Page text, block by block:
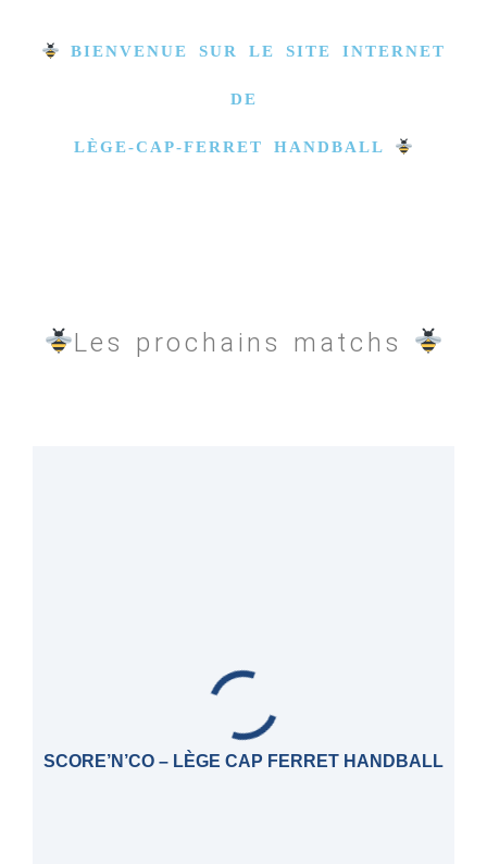
BIENVENUE SUR LE SITE INTERNET
DE
LÈGE-CAP-FERRET HANDBALL
Les prochains matchs
SCORE’N’CO – LÈGE CAP FERRET HANDBALL